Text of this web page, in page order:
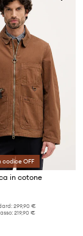
OFF
in cotone
299,90 €
219,90 €